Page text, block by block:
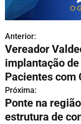
N
a
v
e
g
Anterior:
Vereador
implantação
Pacientes com
Próxima:
Ponte na
estrutura de